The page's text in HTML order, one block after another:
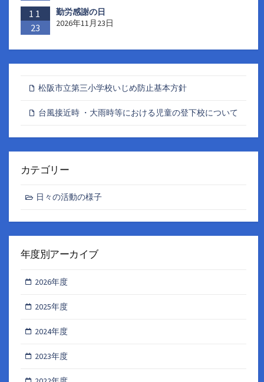
11
23
勤労感謝の日
2026年11月23日
松阪市立第三小学校いじめ防止基本方針
台風接近時 ・大雨時等における児童の登下校について
カテゴリー
日々の活動の様子
年度別アーカイブ
2026年度
2025年度
2024年度
2023年度